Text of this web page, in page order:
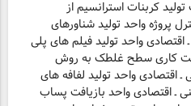
کربنات استرانسیم از
و کنترل پروژه واحد تولید شناورهای
بررسی فنی ـ اقتصادی واحد تولید فیلم های پلی
و سخت کاری سطح غلطک به روش
بررسی فنی ـ اقتصادی واحد تولید لفافه های
33- بررسی فنی ـ اقتصادی واحد بازیافت پساب